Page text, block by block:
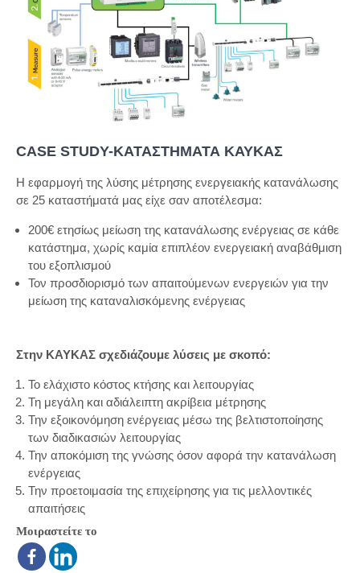
CASE STUDY-ΚΑΤΑΣΤΗΜΑΤΑ ΚΑΥΚΑΣ
Η εφαρμογή της λύσης μέτρησης ενεργειακής κατανάλωσης
σε 25 καταστήματά μας είχε σαν αποτέλεσμα:
200€ ετησίως μείωση της κατανάλωσης ενέργειας σε κάθε
κατάστημα, χωρίς καμία επιπλέον ενεργειακή αναβάθμιση
του εξοπλισμού
Τον προσδιορισμό των απαιτούμενων ενεργειών για την
μείωση της καταναλισκόμενης ενέργειας
Στην ΚΑΥΚΑΣ σχεδιάζουμε λύσεις με σκοπό:
Το ελάχιστο κόστος κτήσης και λειτουργίας
Τη μεγάλη και αδιάλειπτη ακρίβεια μέτρησης
Την εξοικονόμηση ενέργειας μέσω της βελτιστοποίησης
των διαδικασιών λειτουργίας
Την αποκόμιση της γνώσης όσον αφορά την κατανάλωση
ενέργειας
Την προετοιμασία της επιχείρησης για τις μελλοντικές
απαιτήσεις
Μοιραστείτε το